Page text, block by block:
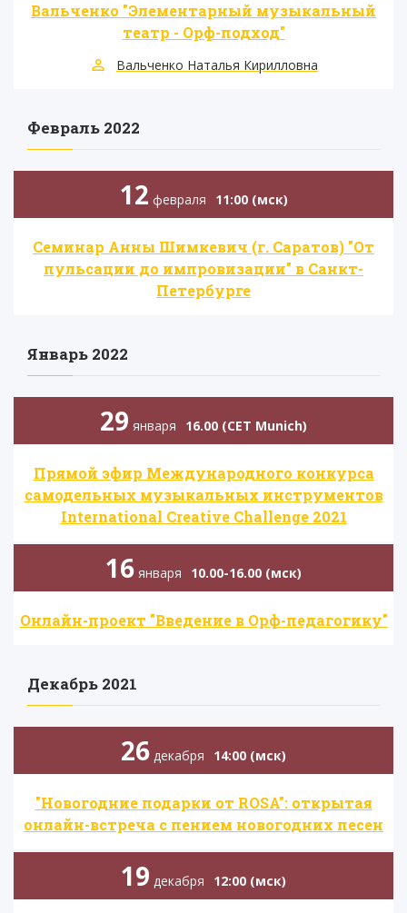
Вальченко "Элементарный музыкальный
театр - Орф-подход"
Вальченко Наталья Кирилловна
Февраль 2022
12 февраля 11:00 (мск)
Семинар Анны Шимкевич (г. Саратов) "От
пульсации до импровизации" в Санкт-
Петербурге
Январь 2022
29 января 16.00 (CET Munich)
Прямой эфир Международного конкурса
самодельных музыкальных инструментов
International Creative Challenge 2021
16 января 10.00-16.00 (мск)
Онлайн-проект "Введение в Орф-педагогику"
Декабрь 2021
26 декабря 14:00 (мск)
"Новогодние подарки от ROSA": открытая
онлайн-встреча с пением новогодних песен
19 декабря 12:00 (мск)